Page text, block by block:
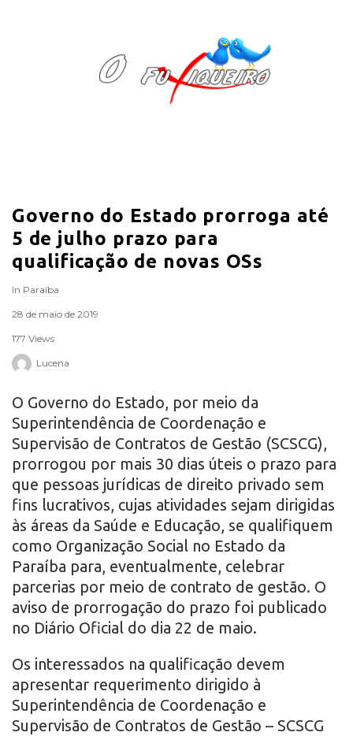
F
q
u
o
Governo do Estado prorroga até
5 de julho prazo para
qualificação de novas OSs
In Paraíba
28 de maio de 2019
177 Views
Lucena
O Governo do Estado, por meio da
Superintendência de Coordenação e
Supervisão de Contratos de Gestão (SCSCG),
prorrogou por mais 30 dias úteis o prazo para
que pessoas jurídicas de direito privado sem
fins lucrativos, cujas atividades sejam dirigidas
às áreas da Saúde e Educação, se qualifiquem
como Organização Social no Estado da
Paraíba para, eventualmente, celebrar
parcerias por meio de contrato de gestão. O
aviso de prorrogação do prazo foi publicado
no Diário Oficial do dia 22 de maio.
Os interessados na qualificação devem
apresentar requerimento dirigido à
Superintendência de Coordenação e
Supervisão de Contratos de Gestão – SCSCG